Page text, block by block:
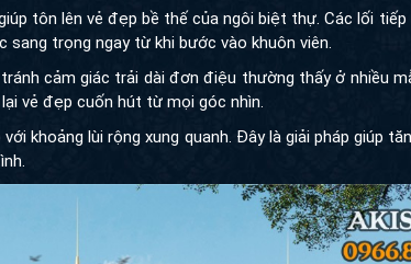
bên bằng các khối kiến trúc đồng điệu.
tôn lên vẻ đẹp bề thế của ngôi biệt thự. Các lối tiếp
trọng ngay từ khi bước vào khuôn viên.
cảm giác trải dài đơn điệu thường thấy ở nhiều
vẻ đẹp cuốn hút từ mọi góc nhìn.
lùi rộng xung quanh. Đây là giải pháp giúp